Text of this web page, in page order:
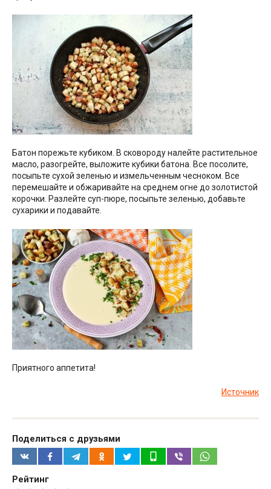
Батон порежьте кубиком. В сковороду налейте растительное
масло, разогрейте, выложите кубики батона. Все посолите,
посыпьте сухой зеленью и измельченным чесноком. Все
перемешайте и обжаривайте на среднем огне до золотистой
корочки. Разлейте суп-пюре, посыпьте зеленью, добавьте
сухарики и подавайте.
Приятного аппетита!
Источник
Поделиться с друзьями
Рейтинг